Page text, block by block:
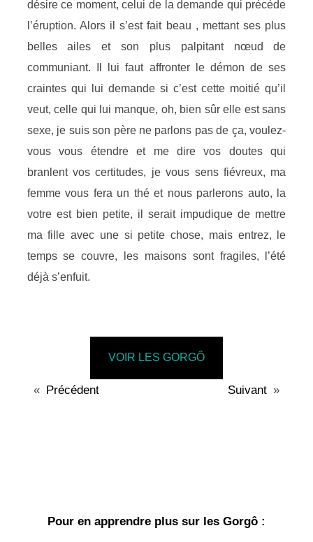
désire ce moment, celui de la demande qui précéde
l’éruption. Alors il s’est fait beau , mettant ses plus
belles ailes et son plus palpitant nœud de
communiant. Il lui faut affronter le démon de ses
craintes qui lui demande si c’est cette moitié qu’il
veut, celle qui lui manque, oh, bien sûr elle est sans
sexe, je suis son père ne parlons pas de ça, voulez-
vous vous étendre et me dire vos doutes qui
branlent vos certitudes, je vous sens fiévreux, ma
femme vous fera un thé et nous parlerons auto, la
votre est bien petite, il serait impudique de mettre
ma fille avec une si petite chose, mais entrez, le
temps se couvre, les maisons sont fragiles, l’été
déjà s’enfuit.
« Précédent
VOIR LES GORGÔ
Suivant »
Pour en apprendre plus sur les Gorgô :